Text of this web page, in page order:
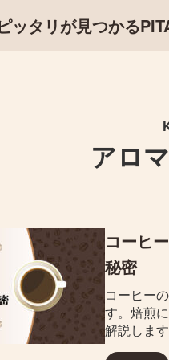
ッタリが見つかる
アロ
コーヒ
秘密
コーヒー
す。焙煎
解説しま